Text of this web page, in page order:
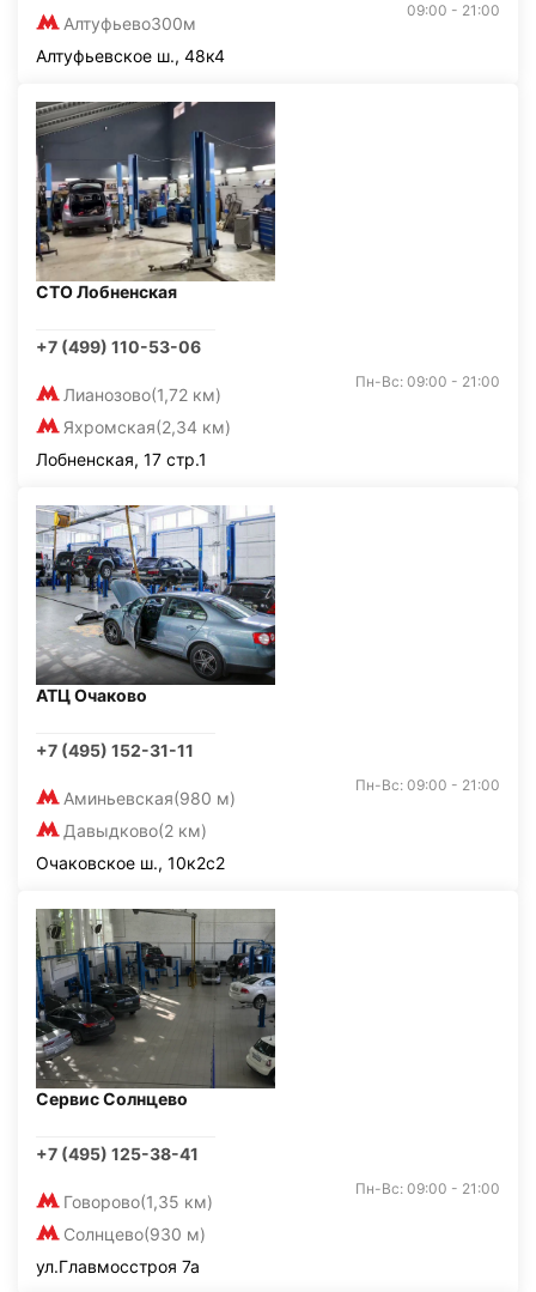
Алтуфьево300м
09:00 - 21:00
Алтуфьевское ш., 48к4
СТО Лобненская
+7 (499) 110-53-06
Лианозово(1,72 км)
Яхромская(2,34 км)
Пн-Вс: 09:00 - 21:00
Лобненская, 17 стр.1
АТЦ Очаково
+7 (495) 152-31-11
Аминьевская(980 м)
Давыдково(2 км)
Пн-Вс: 09:00 - 21:00
Очаковское ш., 10к2с2
Сервис Солнцево
+7 (495) 125-38-41
Говорово(1,35 км)
Солнцево(930 м)
Пн-Вс: 09:00 - 21:00
ул.Главмосстроя 7а